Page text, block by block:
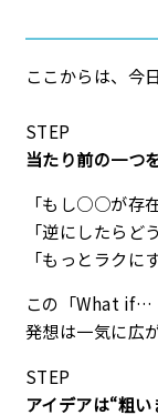
ここからは、今
STEP
当たり前の一つ
「もし○○が存
「逆にしたらど
「もっとラクに
この「What if…
発想は一気に広
STEP
アイデアは“粗